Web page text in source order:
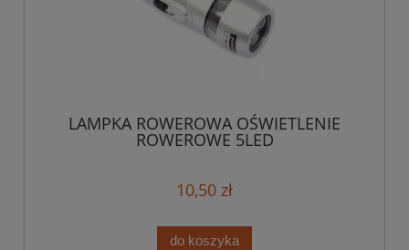
LAMPKA ROWEROWA OŚWIETLENIE
ROWEROWE 5LED
10,50 zł
do koszyka